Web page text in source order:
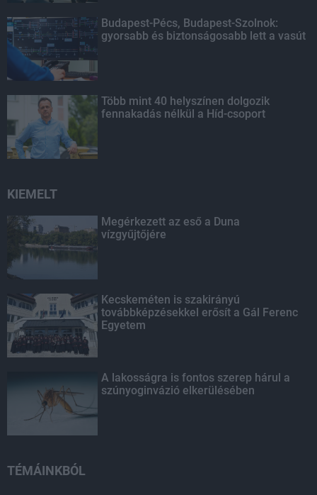
Budapest-Pécs, Budapest-Szolnok:
gyorsabb és biztonságosabb lett a vasút
Több mint 40 helyszínen dolgozik
fennakadás nélkül a Híd-csoport
KIEMELT
Megérkezett az eső a Duna
vízgyűjtőjére
Kecskeméten is szakirányú
továbbképzésekkel erősít a Gál Ferenc
Egyetem
A lakosságra is fontos szerep hárul a
szúnyoginvázió elkerülésében
TÉMÁINKBÓL